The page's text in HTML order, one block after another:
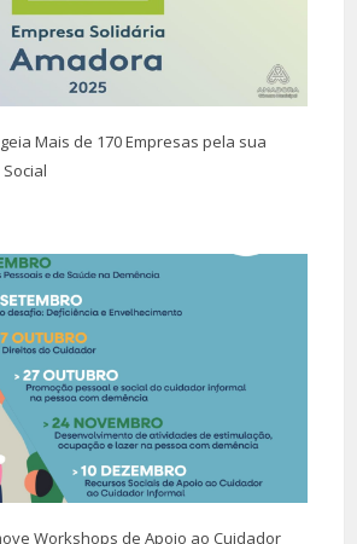
Mais de 170 Empresas pela sua
Workshops de Apoio ao Cuidador